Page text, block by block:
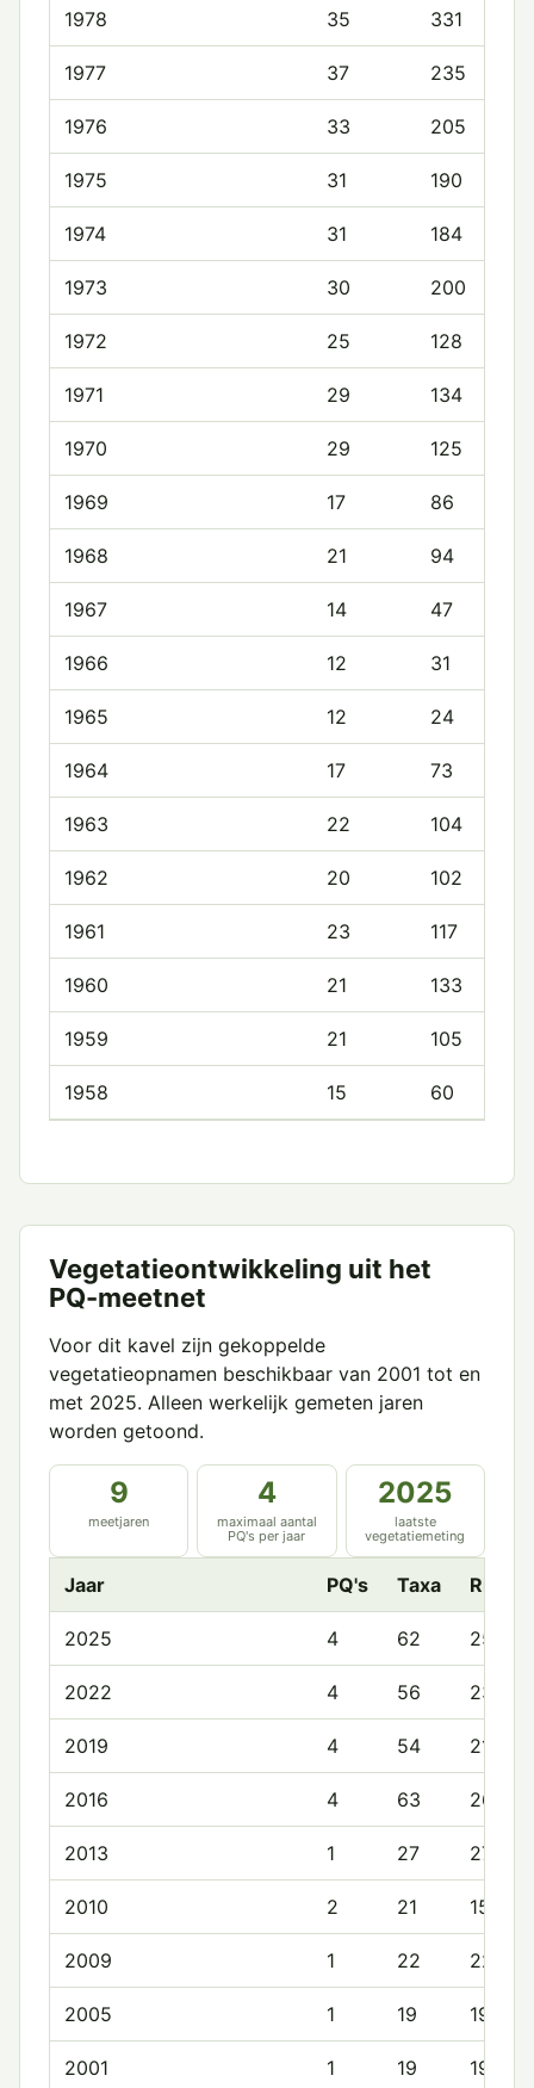
1978 35 331
1977 37 235
1976 33 205
1975 31 190
1974 31 184
1973 30 200
1972 25 128
1971 29 134
1970 29 125
1969 17 86
1968 21 94
1967 14 47
1966 12 31
1965 12 24
1964 17 73
1963 22 104
1962 20 102
1961 23 117
1960 21 133
1959 21 105
1958 15 60
Vegetatieontwikkeling uit het
PQ-meetnet
Voor dit kavel zijn gekoppelde
vegetatieopnamen beschikbaar van 2001 tot en
met 2025. Alleen werkelijk gemeten jaren
worden getoond.
9
meetjaren
4
maximaal aantal
PQ's per jaar
2025
laatste
vegetatiemeting
Jaar PQ's Taxa
2025 4 62 25.5
2022 4 56 23.5
2019 4 54 21.8
2016 4 63 26.2
2013 1 27 27.0
2010 2 21 15.0
2009 1 22 22.0
2005 1 19 19.0
2001 1 19 19.0